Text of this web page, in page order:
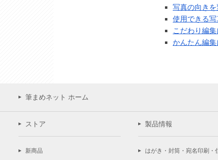
写真の向き
使用できる
こだわり編
かんたん編
筆まめネット ホーム
ストア
新商品
製品情報
はがき・封筒・宛名印刷・